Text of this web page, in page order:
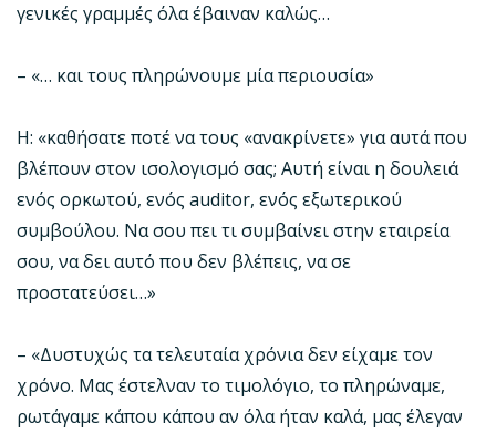
γενικές γραμμές όλα έβαιναν καλώς…
– «… και τους πληρώνουμε μία περιουσία»
Η: «καθήσατε ποτέ να τους «ανακρίνετε» για αυτά που
βλέπουν στον ισολογισμό σας; Αυτή είναι η δουλειά
ενός ορκωτού, ενός auditor, ενός εξωτερικού
συμβούλου. Να σου πει τι συμβαίνει στην εταιρεία
σου, να δει αυτό που δεν βλέπεις, να σε
προστατεύσει…»
– «Δυστυχώς τα τελευταία χρόνια δεν είχαμε τον
χρόνο. Μας έστελναν το τιμολόγιο, το πληρώναμε,
ρωτάγαμε κάπου κάπου αν όλα ήταν καλά, μας έλεγαν